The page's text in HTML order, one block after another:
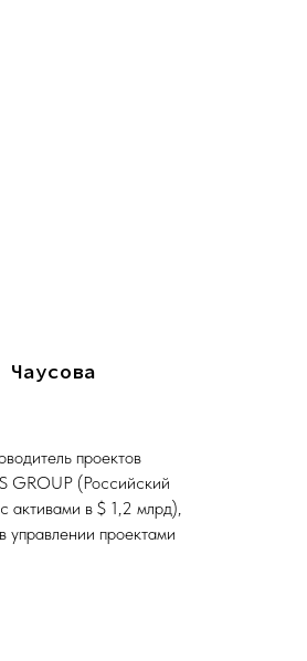
Чаусова
проектов
GROUP (Российский
активами в $ 1,2 млрд),
управлении проектами